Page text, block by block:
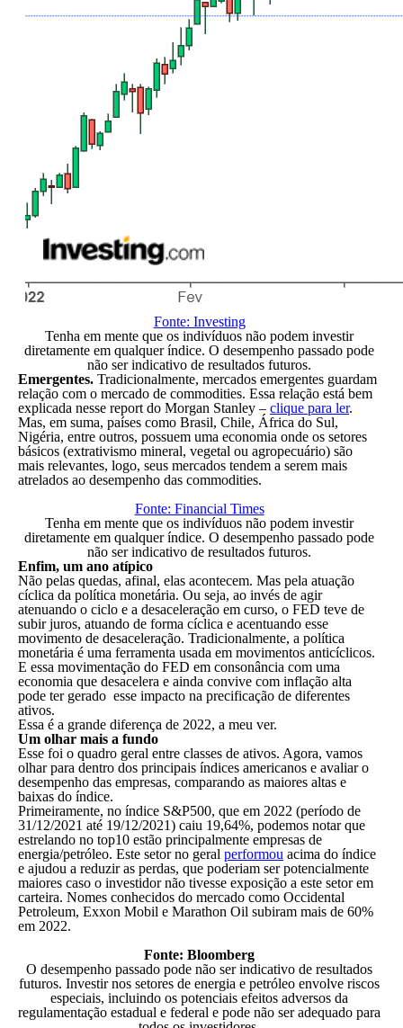
Fonte: Investing
Tenha em mente que os indivíduos não podem investir
diretamente em qualquer índice. O desempenho passado pode
não ser indicativo de resultados futuros.
Emergentes. Tradicionalmente, mercados emergentes guardam
relação com o mercado de commodities. Essa relação está bem
explicada nesse report do Morgan Stanley – clique para ler.
Mas, em suma, países como Brasil, Chile, África do Sul,
Nigéria, entre outros, possuem uma economia onde os setores
básicos (extrativismo mineral, vegetal ou agropecuário) são
mais relevantes, logo, seus mercados tendem a serem mais
atrelados ao desempenho das commodities.
Fonte: Financial Times
Tenha em mente que os indivíduos não podem investir
diretamente em qualquer índice. O desempenho passado pode
não ser indicativo de resultados futuros.
Enfim, um ano atípico
Não pelas quedas, afinal, elas acontecem. Mas pela atuação
cíclica da política monetária. Ou seja, ao invés de agir
atenuando o ciclo e a desaceleração em curso, o FED teve de
subir juros, atuando de forma cíclica e acentuando esse
movimento de desaceleração. Tradicionalmente, a política
monetária é uma ferramenta usada em movimentos anticíclicos.
E essa movimentação do FED em consonância com uma
economia que desacelera e ainda convive com inflação alta
pode ter gerado esse impacto na precificação de diferentes
ativos.
Essa é a grande diferença de 2022, a meu ver.
Um olhar mais a fundo
Esse foi o quadro geral entre classes de ativos. Agora, vamos
olhar para dentro dos principais índices americanos e avaliar o
desempenho das empresas, comparando as maiores altas e
baixas do índice.
Primeiramente, no índice S&P500, que em 2022 (período de
31/12/2021 até 19/12/2021) caiu 19,64%, podemos notar que
estrelando no top10 estão principalmente empresas de
energia/petróleo. Este setor no geral performou acima do índice
e ajudou a reduzir as perdas, que poderiam ser potencialmente
maiores caso o investidor não tivesse exposição a este setor em
carteira. Nomes conhecidos do mercado como Occidental
Petroleum, Exxon Mobil e Marathon Oil subiram mais de 60%
em 2022.
Fonte: Bloomberg
O desempenho passado pode não ser indicativo de resultados
futuros. Investir nos setores de energia e petróleo envolve riscos
especiais, incluindo os potenciais efeitos adversos da
regulamentação estadual e federal e pode não ser adequado para